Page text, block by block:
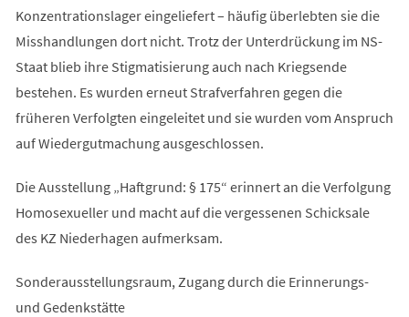
Konzentrationslager eingeliefert – häufig überlebten sie die
Misshandlungen dort nicht. Trotz der Unterdrückung im NS-
Staat blieb ihre Stigmatisierung auch nach Kriegsende
bestehen. Es wurden erneut Strafverfahren gegen die
früheren Verfolgten eingeleitet und sie wurden vom Anspruch
auf Wiedergutmachung ausgeschlossen.
Die Ausstellung „Haftgrund: § 175“ erinnert an die Verfolgung
Homosexueller und macht auf die vergessenen Schicksale
des KZ Niederhagen aufmerksam.
Sonderausstellungsraum, Zugang durch die Erinnerungs-
und Gedenkstätte